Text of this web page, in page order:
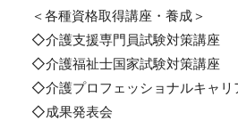
＜各種資格取得講座・養成＞
◇介護支援専門員試験対策講座
◇介護福祉士国家試験対策講座
◇介護プロフェッショナルキャリ
◇成果発表会